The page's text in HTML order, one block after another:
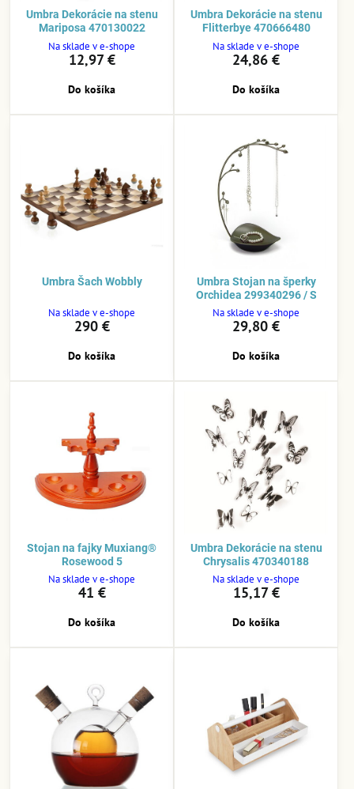
Umbra Dekorácie na stenu
Mariposa 470130022
Na sklade v e-shope
12,97 €
Do košíka
Umbra Dekorácie na stenu
Flitterbye 470666480
Na sklade v e-shope
24,86 €
Do košíka
Umbra Šach Wobbly
Na sklade v e-shope
290 €
Do košíka
Umbra Stojan na šperky
Orchidea 299340296 / S
Na sklade v e-shope
29,80 €
Do košíka
Stojan na fajky Muxiang®
Rosewood 5
Na sklade v e-shope
41 €
Do košíka
Umbra Dekorácie na stenu
Chrysalis 470340188
Na sklade v e-shope
15,17 €
Do košíka